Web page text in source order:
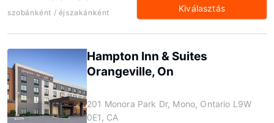
szobánként / éjszakánként Kiválasztás
Hampton Inn & Suites
Orangeville, On
201 Monora Park Dr, Mono, Ontario L9W
0E1, CA